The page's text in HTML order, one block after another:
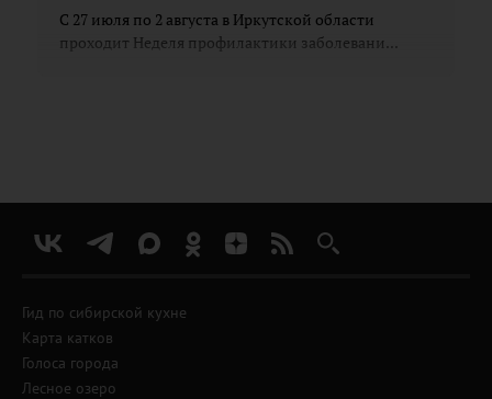
С 27 июля по 2 августа в Иркутской области
проходит Неделя профилактики заболевани...
Гид по сибирской кухне
Карта катков
Голоса города
Лесное озеро